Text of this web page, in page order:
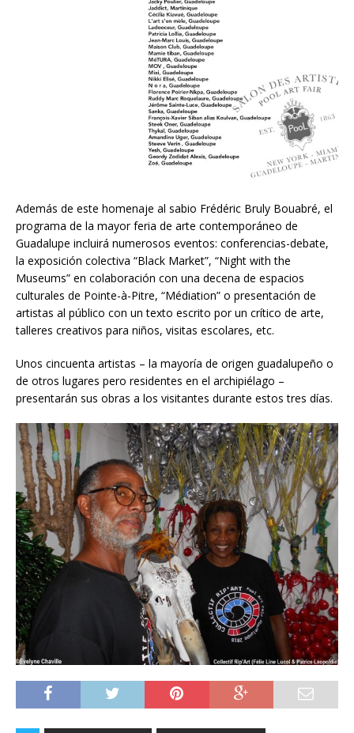
Además de este homenaje al sabio Frédéric Bruly Bouabré, el
programa de la mayor feria de arte contemporáneo de
Guadalupe incluirá numerosos eventos: conferencias-debate,
la exposición colectiva “Black Market”, “Night with the
Museums” en colaboración con una decena de espacios
culturales de Pointe-à-Pitre, “Médiation” o presentación de
artistas al público con un texto escrito por un crítico de arte,
talleres creativos para niños, visitas escolares, etc.
Unos cincuenta artistas – la mayoría de origen guadalupeño o
de otros lugares pero residentes en el archipiélago –
presentarán sus obras a los visitantes durante estos tres días.